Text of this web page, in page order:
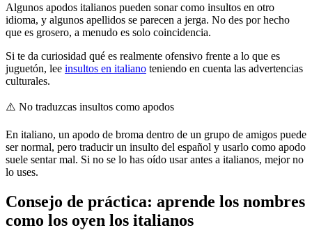
Algunos apodos italianos pueden sonar como insultos en otro
idioma, y algunos apellidos se parecen a jerga. No des por hecho
que es grosero, a menudo es solo coincidencia.
Si te da curiosidad qué es realmente ofensivo frente a lo que es
juguetón, lee insultos en italiano teniendo en cuenta las advertencias
culturales.
⚠️ No traduzcas insultos como apodos
En italiano, un apodo de broma dentro de un grupo de amigos puede
ser normal, pero traducir un insulto del español y usarlo como apodo
suele sentar mal. Si no se lo has oído usar antes a italianos, mejor no
lo uses.
Consejo de práctica: aprende los nombres
como los oyen los italianos